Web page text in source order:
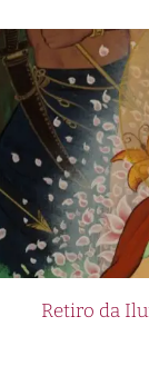
Retiro da